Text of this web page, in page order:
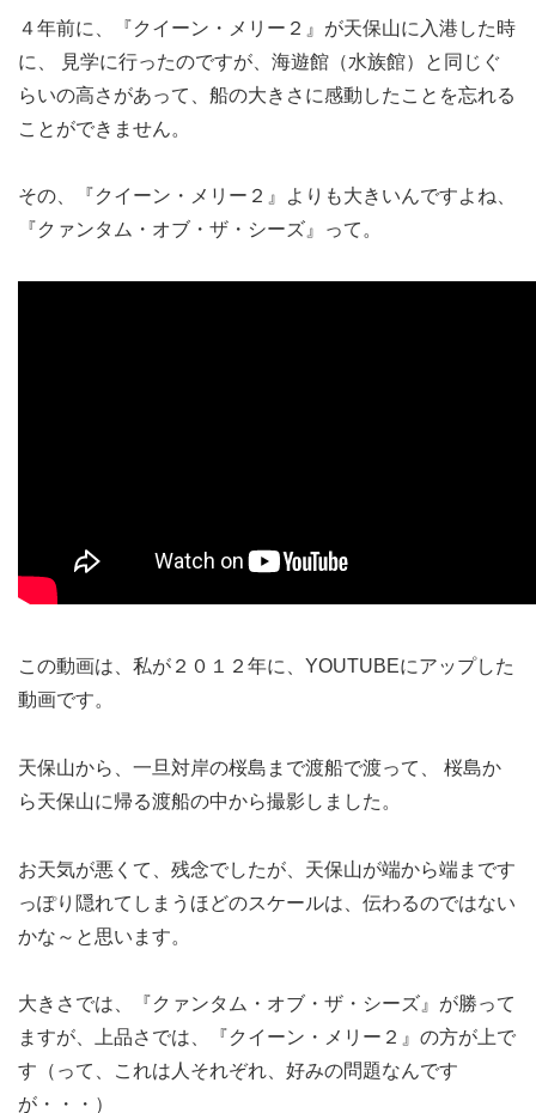
４年前に、『クイーン・メリー２』が天保山に入港した時
に、 見学に行ったのですが、海遊館（水族館）と同じぐ
らいの高さがあって、船の大きさに感動したことを忘れる
ことができません。
その、『クイーン・メリー２』よりも大きいんですよね、
『クァンタム・オブ・ザ・シーズ』って。
この動画は、私が２０１２年に、YOUTUBEにアップした
動画です。
天保山から、一旦対岸の桜島まで渡船で渡って、 桜島か
ら天保山に帰る渡船の中から撮影しました。
お天気が悪くて、残念でしたが、天保山が端から端まです
っぽり隠れてしまうほどのスケールは、伝わるのではない
かな～と思います。
大きさでは、『クァンタム・オブ・ザ・シーズ』が勝って
ますが、上品さでは、『クイーン・メリー２』の方が上で
す（って、これは人それぞれ、好みの問題なんです
が・・・）